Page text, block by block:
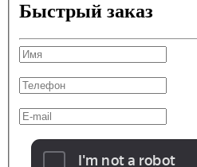
Быстрый заказ